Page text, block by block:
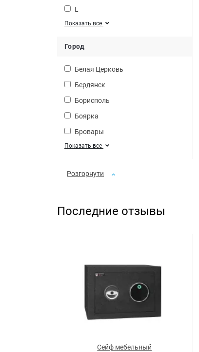
L
Показать все
Город
Белая Церковь
Бердянск
Борисполь
Боярка
Бровары
Показать все
Розгорнути
Последние отзывы
Сейф мебельный